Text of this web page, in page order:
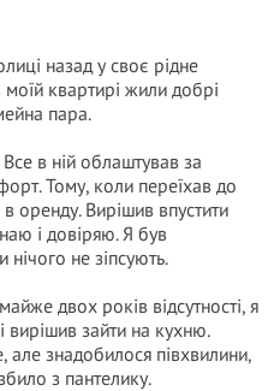
назад у своє рідне
квартирі жили добрі
пара.
в ній облаштував за
Тому, коли переїхав до
в оренду. Вирішив впустити
і довіряю. Я був
не зіпсують.
двох років відсутності, я
вирішив зайти на кухню.
знадобилося півхвилини,
з пантелику.